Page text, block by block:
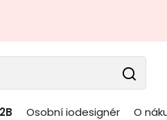
Osobní iodesignér O